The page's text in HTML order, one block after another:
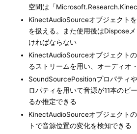
空間は「
KinectAudioSourceオブジェクト
を扱える。また使用後はDispose
ければならない
KinectAudioSourceオブジェクト
るストリームを用い、オーディオ
SoundSourcePositionプロパティ
ロパティを用いて音源が11本のビ
るか推定できる
KinectAudioSourceオブジェクト
トで音源位置の変化を検知できる